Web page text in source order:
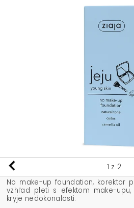
1 z 2
No make-up foundation, korektor
vzhľad pleti s efektom make-
kryje nedokonalosti.